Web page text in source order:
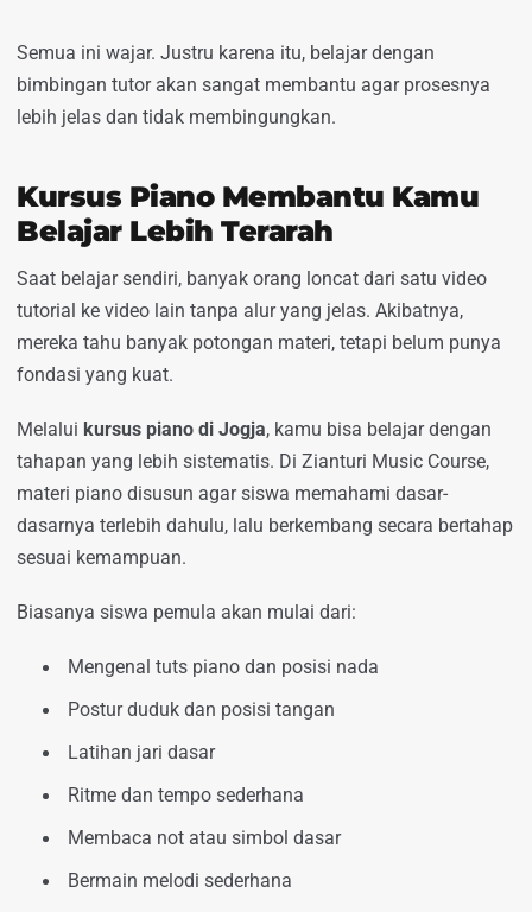
Semua ini wajar. Justru karena itu, belajar dengan
bimbingan tutor akan sangat membantu agar prosesnya
lebih jelas dan tidak membingungkan.
Kursus Piano Membantu Kamu
Belajar Lebih Terarah
Saat belajar sendiri, banyak orang loncat dari satu video
tutorial ke video lain tanpa alur yang jelas. Akibatnya,
mereka tahu banyak potongan materi, tetapi belum punya
fondasi yang kuat.
Melalui kursus piano di Jogja, kamu bisa belajar dengan
tahapan yang lebih sistematis. Di Zianturi Music Course,
materi piano disusun agar siswa memahami dasar-
dasarnya terlebih dahulu, lalu berkembang secara bertahap
sesuai kemampuan.
Biasanya siswa pemula akan mulai dari:
Mengenal tuts piano dan posisi nada
Postur duduk dan posisi tangan
Latihan jari dasar
Ritme dan tempo sederhana
Membaca not atau simbol dasar
Bermain melodi sederhana